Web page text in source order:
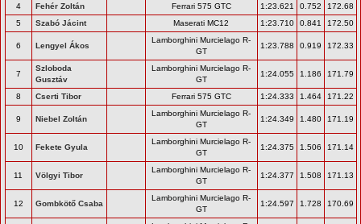
4
Fehér Zoltán Ferrari 575 GTC 1:23.621 0.752
172.68
5
Szabó Jácint Maserati MC12 1:23.710 0.841 172.50
6 Lengyel Ákos
Lamborghini Murcielago R-
GT
1:23.788 0.919 172.33
7
Szloboda
Gusztáv
Lamborghini Murcielago R-
GT
1:24.055 1.186 171.79
8 Cserti Tibor Ferrari 575 GTC 1:24.333 1.464 171.22
9 Niebel Zoltán
Lamborghini Murcielago R-
GT
1:24.349 1.480 171.19
10 Fekete Gyula
Lamborghini Murcielago R-
GT
1:24.375 1.506 171.14
11 Völgyi Tibor
Lamborghini Murcielago R-
GT
1:24.377 1.508 171.13
12 Gombkötő Csaba
Lamborghini Murcielago R-
GT
1:24.597 1.728 170.69